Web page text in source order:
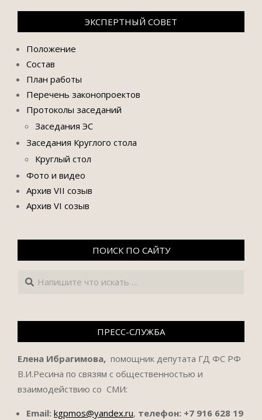
ЭКСПЕРТНЫЙ СОВЕТ
Положение
Состав
План работы
Перечень законопроектов
Протоколы заседаний
Заседания ЭС
Заседания Круглого стола
Круглый стол
Фото и видео
Архив VII созыв
Архив VI созыв
ПОИСК ПО САЙТУ
Поиск
ПРЕСС-СЛУЖБА
Елена Ибрагимова, помощник депутата ГД ФС РФ
В.И.Ресина по связям с общественностью и
взаимодействию со СМИ:
Email: kgpmos@yandex.ru, телефон: +7 916 628 19